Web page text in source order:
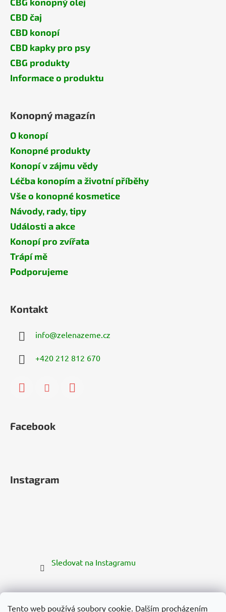
Tento web používá soubory cookie. Dalším procházením
CBD čaj
CBD konopí
CBD kapky pro psy
CBG produkty
Informace o produktu
Konopný magazín
O konopí
Konopné produkty
Konopí v zájmu vědy
Léčba konopím a životní příběhy
Vše o konopné kosmetice
Návody, rady, tipy
Události a akce
Konopí pro zvířata
Trápí mě
Podporujeme
Kontakt
info@zelenazeme.cz
+420 212 812 670
Facebook
Instagram
Sledovat na Instagramu